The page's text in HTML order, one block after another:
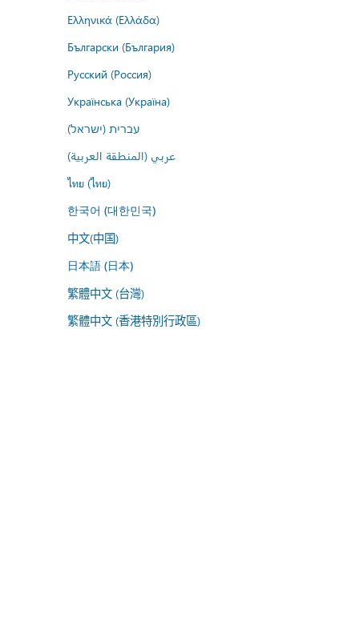
Ελληνικά (Ελλάδα)
Български (България)
Русский (Россия)
Українська (Україна)
עברית (ישראל)
عربي (المنطقة العربية)
ไทย (ไทย)
한국어 (대한민국)
中文(中国)
日本語 (日本)
繁體中文 (台灣)
繁體中文 (香港特別行政區)